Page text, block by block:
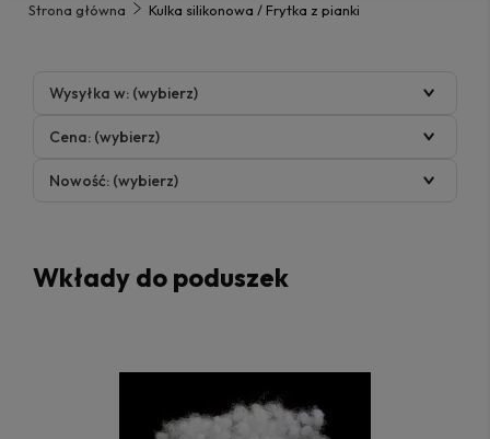
Strona główna Kulka silikonowa / Frytka z pianki
Wysyłka w: (wybierz)
Cena: (wybierz)
Nowość: (wybierz)
Wkłady do poduszek